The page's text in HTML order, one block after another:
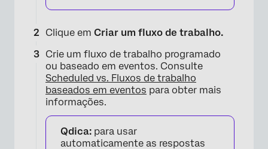
Clique em Criar um fluxo de trabalho.
Crie um fluxo de trabalho programado
ou baseado em eventos. Consulte
Scheduled vs. Fluxos de trabalho
baseados em eventos para obter mais
informações.
Qdica: para usar
automaticamente as respostas